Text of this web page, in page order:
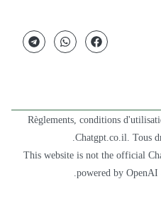
This website is not the official
powered by OpenAI
Règlements, conditions